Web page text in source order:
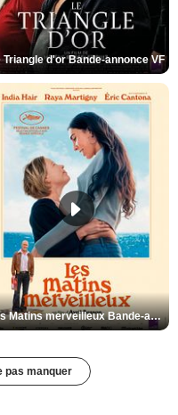
Triangle d'or Bande-annonce VF
Les Matins merveilleux Bande-annonce VF
pas manquer